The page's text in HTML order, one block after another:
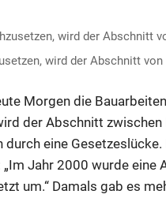
wird der Abschnitt
Morgen die
der Abschnitt
eine
„Im Jahr 2000 wurde
um.“ Damals gab es